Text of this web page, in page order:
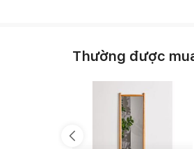
- Trọng lượng: 5kg
Thường được